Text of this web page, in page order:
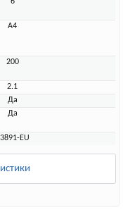
A4
200
2.1
Да
Да
EU